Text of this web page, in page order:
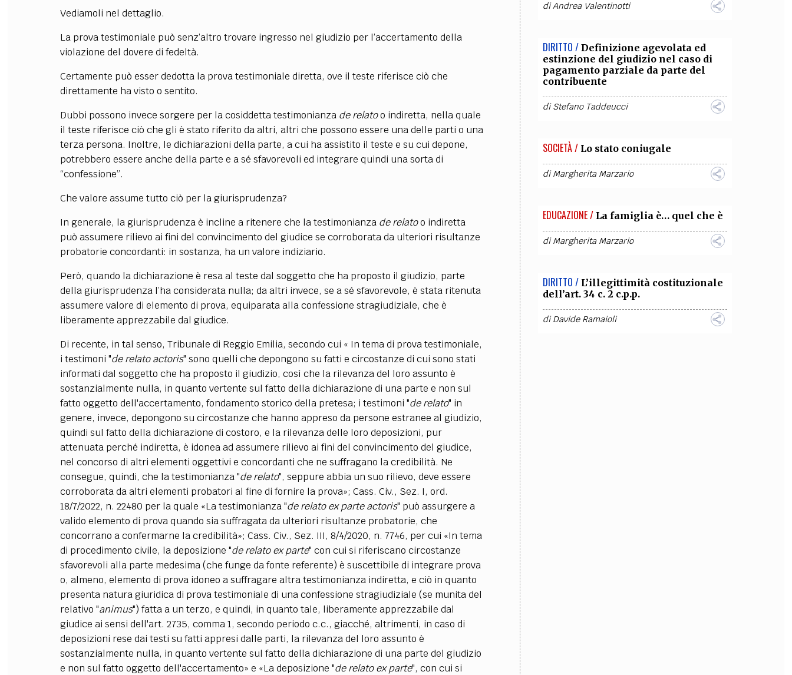
Vediamoli nel dettaglio.
La prova testimoniale può senz’altro trovare ingresso nel giudizio per l’accertamento della
violazione del dovere di fedeltà.
Certamente può esser dedotta la prova testimoniale diretta, ove il teste riferisce ciò che
direttamente ha visto o sentito.
Dubbi possono invece sorgere per la cosiddetta testimonianza de relatoo indiretta, nella quale
il teste riferisce ciò che gli è stato riferito da altri, altri che possono essere una delle parti o una
terza persona. Inoltre, le dichiarazioni della parte, a cui ha assistito il teste e su cui depone,
potrebbero essere anche della parte e a sé sfavorevoli ed integrare quindi una sorta di
“confessione”.
Che valore assume tutto ciò per la giurisprudenza?
In generale, la giurisprudenza è incline a ritenere che la testimonianza de relatoo indiretta
può assumere rilievo ai fini del convincimento del giudice se corroborata da ulteriori risultanze
probatorie concordanti: in sostanza, ha un valore indiziario.
Però, quando la dichiarazione è resa al teste dal soggetto che ha proposto il giudizio, parte
della giurisprudenza l’ha considerata nulla; da altri invece, se a sé sfavorevole, è stata ritenuta
assumere valore di elemento di prova, equiparata alla confessione stragiudiziale, che è
liberamente apprezzabile dal giudice.
Di recente, in tal senso, Tribunale di Reggio Emilia, secondo cui « In tema di prova testimoniale,
i testimoni "de relato actoris" sono quelli che depongono su fatti e circostanze di cui sono stati
informati dal soggetto che ha proposto il giudizio, così che la rilevanza del loro assunto è
sostanzialmente nulla, in quanto vertente sul fatto della dichiarazione di una parte e non sul
fatto oggetto dell'accertamento, fondamento storico della pretesa; i testimoni "de relato" in
genere, invece, depongono su circostanze che hanno appreso da persone estranee al giudizio,
quindi sul fatto della dichiarazione di costoro, e la rilevanza delle loro deposizioni, pur
attenuata perché indiretta, è idonea ad assumere rilievo ai fini del convincimento del giudice,
nel concorso di altri elementi oggettivi e concordanti che ne suffragano la credibilità. Ne
consegue, quindi, che la testimonianza "de relato", seppure abbia un suo rilievo, deve essere
corroborata da altri elementi probatori al fine di fornire la prova»; Cass. Civ., Sez. I, ord.
18/7/2022, n. 22480 per la quale «La testimonianza "de relato ex parte actoris" può assurgere a
valido elemento di prova quando sia suffragata da ulteriori risultanze probatorie, che
concorrano a confermarne la credibilità»; Cass. Civ., Sez. III, 8/4/2020, n. 7746, per cui «In tema
di procedimento civile, la deposizione "de relato ex parte" con cui si riferiscano circostanze
sfavorevoli alla parte medesima (che funge da fonte referente) è suscettibile di integrare prova
o, almeno, elemento di prova idoneo a suffragare altra testimonianza indiretta, e ciò in quanto
presenta natura giuridica di prova testimoniale di una confessione stragiudiziale (se munita del
relativo "animus") fatta a un terzo, e quindi, in quanto tale, liberamente apprezzabile dal
giudice ai sensi dell'art. 2735, comma 1, secondo periodo c.c., giacché, altrimenti, in caso di
deposizioni rese dai testi su fatti appresi dalle parti, la rilevanza del loro assunto è
sostanzialmente nulla, in quanto vertente sul fatto della dichiarazione di una parte del giudizio
e non sul fatto oggetto dell'accertamento» e «La deposizione "de relato ex parte", con cui si
diAndrea Valentinotti
DIRITTO / Definizione agevolata ed
estinzione del giudizio nel caso di
pagamento parziale da parte del
contribuente
diStefano Taddeucci
SOCIETÀ / Lo stato coniugale
diMargherita Marzario
EDUCAZIONE / La famiglia è… quel che è
diMargherita Marzario
DIRITTO / L’illegittimità costituzionale
dell’art. 34 c. 2 c.p.p.
diDavide Ramaioli